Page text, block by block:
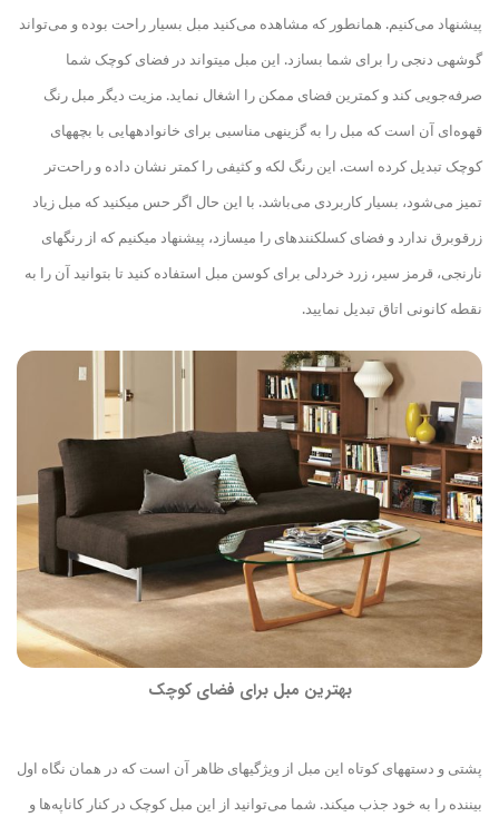
پیشنهاد می‌کنیم. همانطور که مشاهده می‌کنید مبل بسیار راحت بوده و می‌تواند
گوشهی دنجی را برای شما بسازد. این مبل میتواند در فضای کوچک شما
صرفه‌جویی کند و کمترین فضای ممکن را اشغال نماید. مزیت دیگر مبل رنگ
قهوه‌ای آن است که مبل را به گزینهی مناسبی برای خانوادههایی با بچههای
کوچک تبدیل کرده است. این رنگ لکه و کثیفی را کمتر نشان داده و راحت‌تر
تمیز می‌شود، بسیار کاربردی می‌باشد. با این حال اگر حس میکنید که مبل زیاد
زرقوبرق ندارد و فضای کسلکنندهای را میسازد، پیشنهاد میکنیم که از رنگهای
نارنجی، قرمز سیر، زرد خردلی برای کوسن مبل استفاده کنید تا بتوانید آن را به
نقطه کانونی اتاق تبدیل نمایید.
بهترین مبل برای فضای کوچک
پشتی و دستههای کوتاه این مبل از ویژگیهای ظاهر آن است که در همان نگاه اول
بیننده را به خود جذب میکند. شما می‌توانید از این مبل کوچک در کنار کاناپهها و